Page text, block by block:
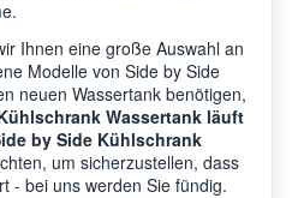
Ihnen eine große Auswahl an
Modelle von Side by Side
neuen Wassertank benötigen,
Wassertank läuft
by Side Kühlschrank
um sicherzustellen, dass
- bei uns werden Sie fündig.